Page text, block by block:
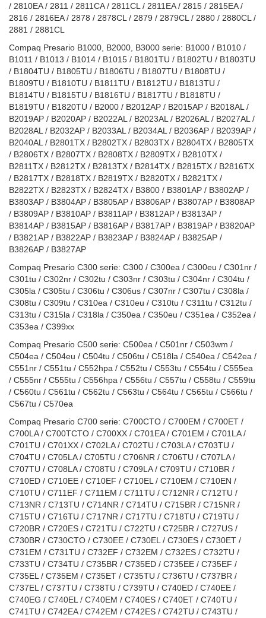
/ 2810EA / 2811 / 2811CA / 2811CL / 2811EA / 2815 / 2815EA /
2816 / 2816EA / 2878 / 2878CL / 2879 / 2879CL / 2880 / 2880CL /
2881 / 2881CL
Compaq Presario B1000, B2000, B3000 serie: B1000 / B1010 /
B1011 / B1013 / B1014 / B1015 / B1801TU / B1802TU / B1803TU
/ B1804TU / B1805TU / B1806TU / B1807TU / B1808TU /
B1809TU / B1810TU / B1811TU / B1812TU / B1813TU /
B1814TU / B1815TU / B1816TU / B1817TU / B1818TU /
B1819TU / B1820TU / B2000 / B2012AP / B2015AP / B2018AL /
B2019AP / B2020AP / B2022AL / B2023AL / B2026AL / B2027AL /
B2028AL / B2032AP / B2033AL / B2034AL / B2036AP / B2039AP /
B2040AL / B2801TX / B2802TX / B2803TX / B2804TX / B2805TX
/ B2806TX / B2807TX / B2808TX / B2809TX / B2810TX /
B2811TX / B2812TX / B2813TX / B2814TX / B2815TX / B2816TX
/ B2817TX / B2818TX / B2819TX / B2820TX / B2821TX /
B2822TX / B2823TX / B2824TX / B3800 / B3801AP / B3802AP /
B3803AP / B3804AP / B3805AP / B3806AP / B3807AP / B3808AP
/ B3809AP / B3810AP / B3811AP / B3812AP / B3813AP /
B3814AP / B3815AP / B3816AP / B3817AP / B3819AP / B3820AP
/ B3821AP / B3822AP / B3823AP / B3824AP / B3825AP /
B3826AP / B3827AP
Compaq Presario C300 serie: C300 / C300ea / C300eu / C301nr /
C301tu / C302nr / C302tu / C303nr / C303tu / C304nr / C304tu /
C305la / C305tu / C306tu / C306us / C307nr / C307tu / C308la /
C308tu / C309tu / C310ea / C310eu / C310tu / C311tu / C312tu /
C313tu / C315la / C318la / C350ea / C350eu / C351ea / C352ea /
C353ea / C399xx
Compaq Presario C500 serie: C500ea / C501nr / C503wm /
C504ea / C504eu / C504tu / C506tu / C518la / C540ea / C542ea /
C551nr / C551tu / C552hpa / C552tu / C553tu / C554tu / C555ea
/ C555nr / C555tu / C556hpa / C556tu / C557tu / C558tu / C559tu
/ C560tu / C561tu / C562tu / C563tu / C564tu / C565tu / C566tu /
C567tu / C570ea
Compaq Presario C700 serie: C700CTO / C700EM / C700ET /
C700LA / C700TCTO / C700XX / C701EA / C701EM / C701LA /
C701TU / C701XX / C702LA / C702TU / C703LA / C703TU /
C704TU / C705LA / C705TU / C706NR / C706TU / C707LA /
C707TU / C708LA / C708TU / C709LA / C709TU / C710BR /
C710ED / C710EE / C710EF / C710EL / C710EM / C710EN /
C710TU / C711EF / C711EM / C711TU / C712NR / C712TU /
C713NR / C713TU / C714NR / C714TU / C715BR / C715NR /
C715TU / C716TU / C717NR / C717TU / C718TU / C719TU /
C720BR / C720ES / C721TU / C722TU / C725BR / C727US /
C730BR / C730CTO / C730EE / C730EL / C730ES / C730ET /
C731EM / C731TU / C732EF / C732EM / C732ES / C732TU /
C733TU / C734TU / C735BR / C735ED / C735EE / C735EF /
C735EL / C735EM / C735ET / C735TU / C736TU / C737BR /
C737EL / C737TU / C738TU / C739TU / C740ED / C740EE /
C740EG / C740EL / C740EM / C740ES / C740ET / C740TU /
C741TU / C742EA / C742EM / C742ES / C742TU / C743TU /